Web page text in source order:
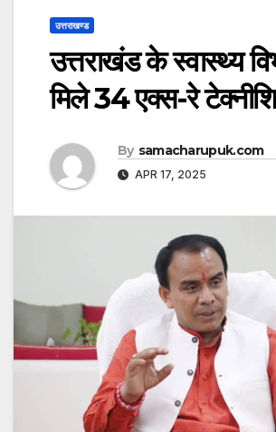
उत्तराखण्ड
उत्तराखंड के स्वास्थ्य
मिले 34 एक्स-रे
By samacharupuk.com
APR 17, 2025